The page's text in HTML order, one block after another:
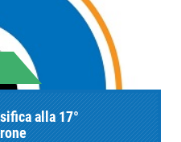
alla 17°